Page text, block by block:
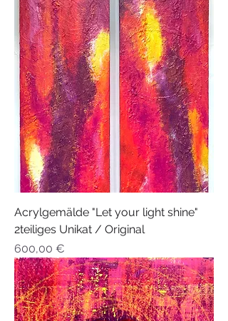
Acrylgemälde "Let your light shine"
2teiliges Unikat / Original
Preis
600,00 €